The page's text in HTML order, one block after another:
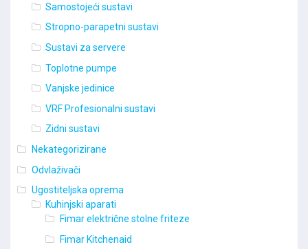
Samostojeći sustavi
Stropno-parapetni sustavi
Sustavi za servere
Toplotne pumpe
Vanjske jedinice
VRF Profesionalni sustavi
Zidni sustavi
Nekategorizirane
Odvlaživači
Ugostiteljska oprema
Kuhinjski aparati
Fimar električne stolne friteze
Fimar Kitchenaid